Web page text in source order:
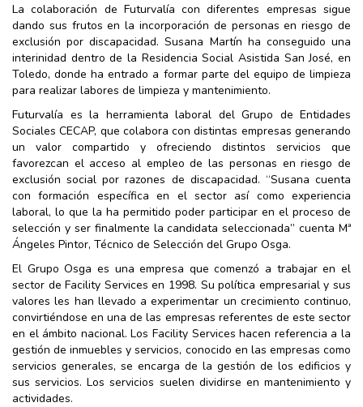
La colaboración de Futurvalía con diferentes empresas sigue
dando sus frutos en la incorporación de personas en riesgo de
exclusión por discapacidad. Susana Martín ha conseguido una
interinidad dentro de la Residencia Social Asistida San José, en
Toledo, donde ha entrado a formar parte del equipo de limpieza
para realizar labores de limpieza y mantenimiento.
Futurvalía es la herramienta laboral del Grupo de Entidades
Sociales CECAP, que colabora con distintas empresas generando
un valor compartido y ofreciendo distintos servicios que
favorezcan el acceso al empleo de las personas en riesgo de
exclusión social por razones de discapacidad. “Susana cuenta
con formación específica en el sector así como experiencia
laboral, lo que la ha permitido poder participar en el proceso de
selección y ser finalmente la candidata seleccionada” cuenta Mª
Ángeles Pintor, Técnico de Selección del Grupo Osga.
El Grupo Osga es una empresa que comenzó a trabajar en el
sector de Facility Services en 1998. Su política empresarial y sus
valores les han llevado a experimentar un crecimiento continuo,
convirtiéndose en una de las empresas referentes de este sector
en el ámbito nacional. Los Facility Services hacen referencia a la
gestión de inmuebles y servicios​, conocido en las empresas como
servicios generales, se encarga de la gestión de los edificios y
sus servicios. Los servicios suelen dividirse en mantenimiento y
actividades.